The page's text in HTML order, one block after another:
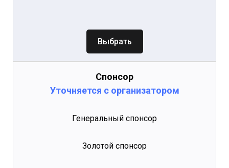
Выбрать
Спонсор
Уточняется с организатором
Генеральный спонсор
Золотой спонсор